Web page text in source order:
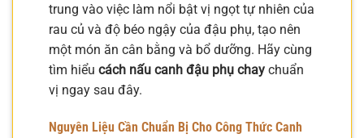
trung vào việc làm nổi bật vị ngọt tự nhiên của
rau củ và độ béo ngậy của đậu phụ, tạo nên
một món ăn cân bằng và bổ dưỡng. Hãy cùng
tìm hiểu cách nấu canh đậu phụ chay chuẩn
vị ngay sau đây.
Nguyên Liệu Cần Chuẩn Bị Cho Công Thức Canh